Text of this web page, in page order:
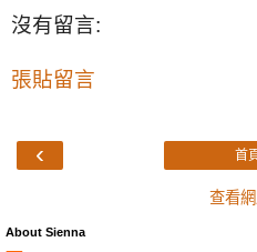
沒有留言:
張貼留言
‹ 首
查看
About Sienna